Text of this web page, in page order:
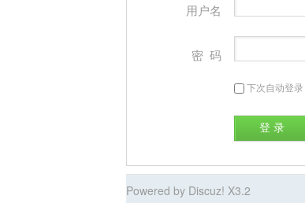
用户名
密 码
下次自动登录
Powered by Discuz! X3.2